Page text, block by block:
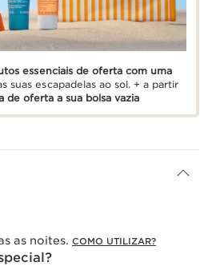
essenciais de oferta com uma
suas escapadelas ao sol. + a partir
de oferta a sua bolsa vazia
as noites. COMO UTILIZAR?